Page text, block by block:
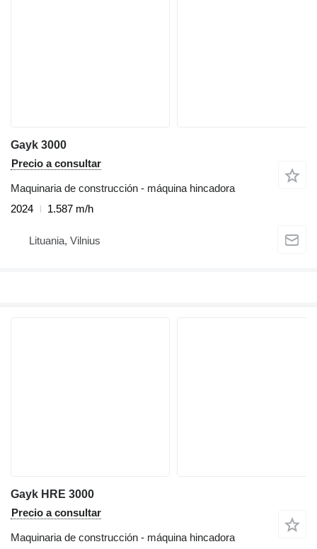
Gayk 3000
Precio a consultar
Maquinaria de construcción - máquina hincadora
2024
1.587 m/h
Lituania, Vilnius
Gayk HRE 3000
Precio a consultar
Maquinaria de construcción - máquina hincadora